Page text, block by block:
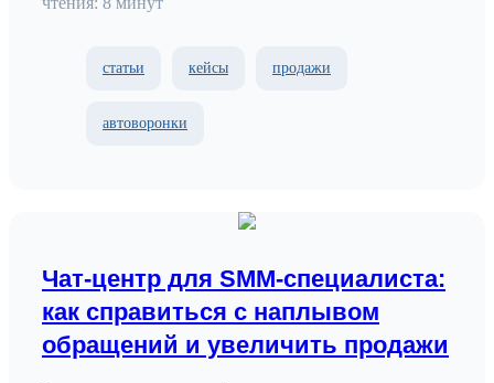
статьи кейсы продажи
автоворонки
Чат-центр для SMM-специалиста:
как справиться с наплывом
обращений и увеличить продажи